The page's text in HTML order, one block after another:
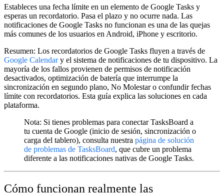
Estableces una fecha límite en un elemento de Google Tasks y
esperas un recordatorio. Pasa el plazo y no ocurre nada. Las
notificaciones de Google Tasks no funcionan es una de las quejas
más comunes de los usuarios en Android, iPhone y escritorio.
Resumen: Los recordatorios de Google Tasks fluyen a través de
Google Calendary el sistema de notificaciones de tu dispositivo. La
mayoría de los fallos provienen de permisos de notificación
desactivados, optimización de batería que interrumpe la
sincronización en segundo plano, No Molestar o confundir fechas
límite con recordatorios. Esta guía explica las soluciones en cada
plataforma.
Nota: Si tienes problemas para conectarTasksBoard a
tu cuenta de Google (inicio de sesión, sincronización o
carga del tablero), consulta nuestra página de solución
de problemas de TasksBoard, que cubre un problema
diferente a las notificaciones nativas de Google Tasks.
Cómo funcionan realmente las